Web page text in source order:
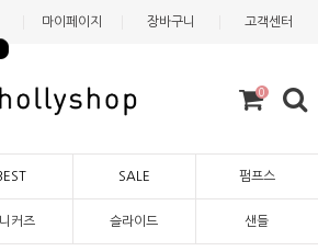
마이페이지 장바구니 고객센터
0
SALE 펌프스
커즈 슬라이드 샌들